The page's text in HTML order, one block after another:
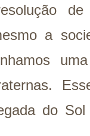
de
a
do